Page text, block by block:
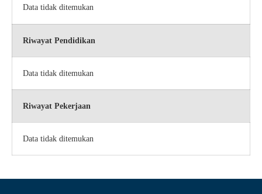
Data tidak ditemukan
Riwayat Pendidikan
Data tidak ditemukan
Riwayat Pekerjaan
Data tidak ditemukan